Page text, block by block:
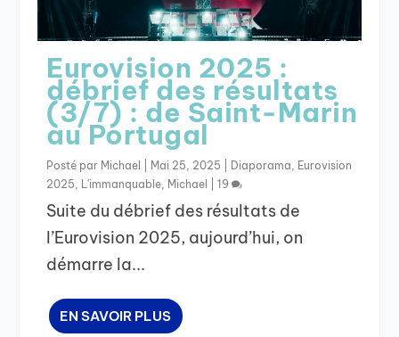
Eurovision 2025 :
débrief des résultats
(3/7) : de Saint-Marin
au Portugal
Posté par Michael Mai 25, 2025 Diaporama
Eurovision
2025
L'immanquable Michael |19
Suite du débrief des résultats de
l’Eurovision 2025, aujourd’hui, on
démarre la...
EN SAVOIR PLUS